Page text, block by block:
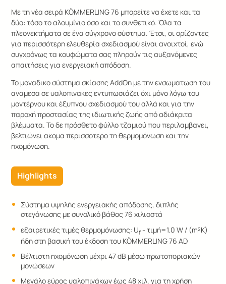
Με τη νέα σειρά KÖMMERLING 76 μπορείτε να έχετε και τα
δύο: τόσο το αλουμίνιο όσο και το συνθετικό. Όλα τα
πλεονεκτήματα σε ένα σύγχρονο σύστημα. Έτσι, οι ορίζοντες
για περισσότερη ελευθερία σχεδιασμού είναι ανοιχτοί, ενώ
συγχρόνως τα κουφώματα σας πληρούν τις αυξανόμενες
απαιτήσεις για ενεργειακή απόδοση.
Το μοναδικο σύστημα σκίασης AddOn με την ενσωματωση του
αναμεσα σε υαλοπινακες εντυπωσιάζει όχι μόνο λόγω του
μοντέρνου και έξυπνου σχεδιασμού του αλλά και για την
παροχή προστασίας της ιδιωτικής ζωής από αδιάκριτα
βλέμματα. Το δε πρόσθετο φύλλο τζαμιού που περιλαμβανει,
βελτιώνει ακομα περισσοτερο τη θερμομόνωση και την
ηχομόνωση.
Highlights
Σύστημα υψηλής ενεργειακής απόδοσης, διπλής
στεγάνωσης με συνολικό βάθος 76 χιλιοστά
εξαιρετικές τιμές θερμομόνωσης: Uf - τιμή=1.0 W / (m²K)
ήδη στη βασική του έκδοση του KÖMMERLING 76 AD
Βέλτιστη ηχομόνωση μέχρι 47 dB μέσω πρωτοποριακών
μονώσεων
Μεγάλο εύρος υαλοπινάκων έως 48 χιλ. για τη χρήση